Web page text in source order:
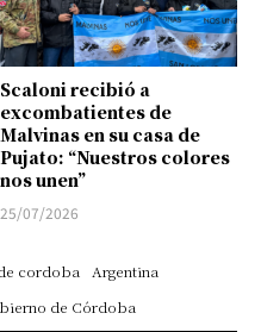
Scaloni recibió a
excombatientes de
Malvinas en su casa de
Pujato: “Nuestros colores
nos unen”
25/07/2026
cordoba
Argentina
de Córdoba